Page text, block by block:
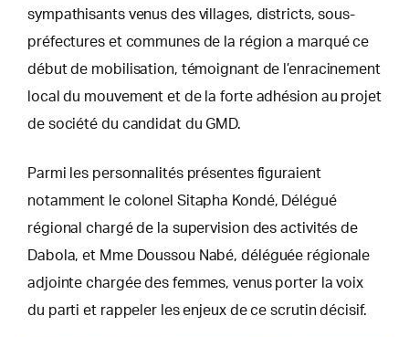
sympathisants venus des villages, districts, sous-
préfectures et communes de la région a marqué ce
début de mobilisation, témoignant de l’enracinement
local du mouvement et de la forte adhésion au projet
de société du candidat du GMD.
Parmi les personnalités présentes figuraient
notamment le colonel Sitapha Kondé, Délégué
régional chargé de la supervision des activités de
Dabola, et Mme Doussou Nabé, déléguée régionale
adjointe chargée des femmes, venus porter la voix
du parti et rappeler les enjeux de ce scrutin décisif.